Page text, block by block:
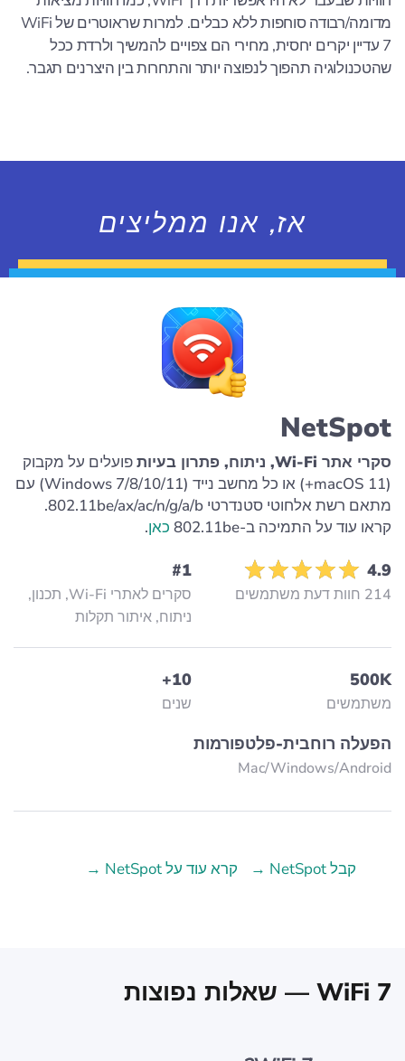
מדומה/רבודה סוחפות ללא כבלים. למרות שראוטרים של WiFi
7 עדיין יקרים יחסית, מחירי הם צפויים להמשיך ולרדת ככל
שהטכנולוגיה תהפוך לנפוצה יותר והתחרות בין היצרנים תגבר.
אז, אנו ממליצים
NetSpot
סקרי אתר Wi-Fi, ניתוח, פתרון בעיות
פועלים על מקבוק
(macOS 11+) או כל מחשב נייד (Windows 7/8/10/11) עם
מתאם רשת אלחוטי סטנדרטי 802.11be/ax/ac/n/g/a/b.
קראו עוד על התמיכה ב-802.11be
כאן.
4.9
214 חוות דעת משתמשים
#1
סקרים לאתרי Wi-Fi, תכנון,
ניתוח, איתור תקלות
500K
משתמשים
10+
שנים
הפעלה רוחבית-פלטפורמות
Mac/Windows/Аndroid
קבל NetSpot → קרא עוד על NetSpot →
WiFi 7 — שאלות נפוצות